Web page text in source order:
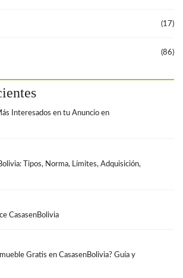
(17)
(86)
Interesados en tu Anuncio en
Tipos, Norma, Límites, Adquisición,
CasasenBolivia
Gratis en CasasenBolivia? Guía y